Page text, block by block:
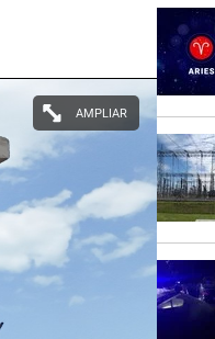
AMPLIAR